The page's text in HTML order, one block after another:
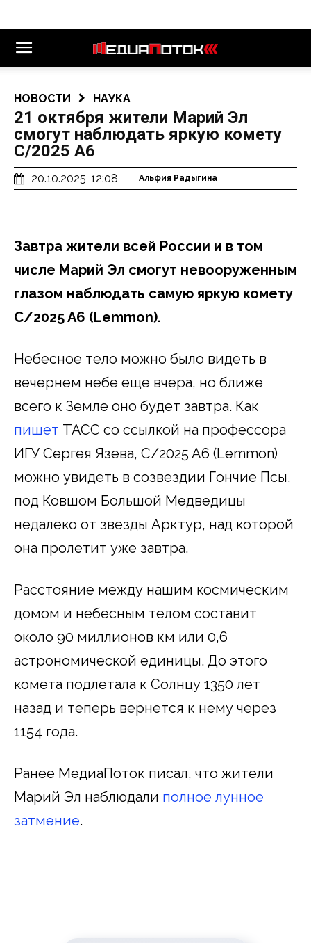
НОВОСТИ НАУКА
21 октября жители Марий Эл
смогут наблюдать яркую комету
С/2025 А6
20.10.2025, 12:08 Альфия Радыгина
Завтра жители всей России и в том
числе Марий Эл смогут невооруженным
глазом наблюдать самую яркую комету
C/2025 A6 (Lemmon).
Небесное тело можно было видеть в
вечернем небе еще вчера, но ближе
всего к Земле оно будет завтра. Как
пишет ТАСС со ссылкой на профессора
ИГУ Сергея Язева, C/2025 A6 (Lemmon)
можно увидеть в созвездии Гончие Псы,
под Ковшом Большой Медведицы
недалеко от звезды Арктур, над которой
она пролетит уже завтра.
Расстояние между нашим космическим
домом и небесным телом составит
около 90 миллионов км или 0,6
астрономической единицы. До этого
комета подлетала к Солнцу 1350 лет
назад и теперь вернется к нему через
1154 года.
Ранее МедиаПоток писал, что жители
Марий Эл наблюдали полное лунное
затмение.